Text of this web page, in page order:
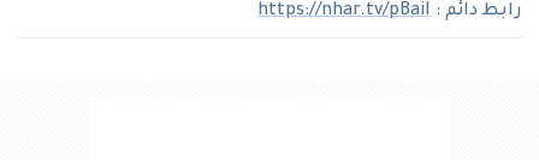
رابط دائم : https://nhar.tv/pBaiI